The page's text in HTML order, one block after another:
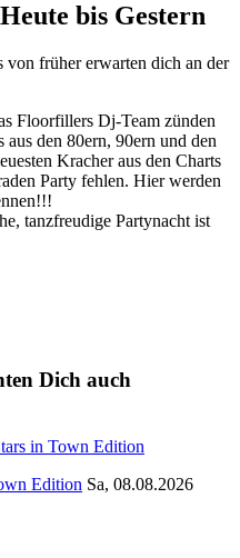
bis Gestern
von früher erwarten dich an der
Floorfillers Dj-Team zünden
den 80ern, 90ern und den
Kracher aus den Charts
Party fehlen. Hier werden
tanzfreudige Partynacht ist
Dich auch
Edition Sa, 08.08.2026